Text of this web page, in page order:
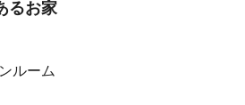
るお家
ルーム